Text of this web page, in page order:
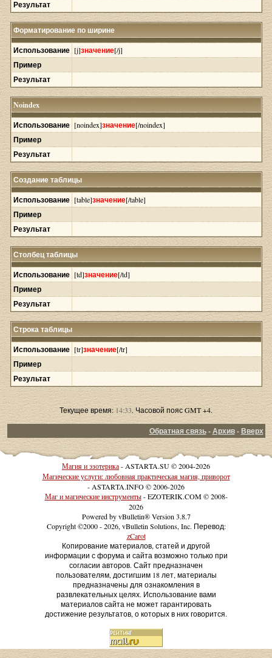
Результат
Форматирование по ширине
Использование [j]значение[/j]
Пример
Результат
Noindex
Использование [noindex]значение[/noindex]
Пример
Результат
Создание таблицы
Использование [table]значение[/table]
Пример
Результат
Столбец таблицы
Использование [td]значение[/td]
Пример
Результат
Строка таблицы
Использование [tr]значение[/tr]
Пример
Результат
Текущее время:14:33. Часовой пояс GMT +4.
Обратная связь-Архив-Вверх
Магия и эзотерика- ASTARTA.SU © 2004-2026
Магические услуги: любовная практическая магия, приворот
- ASTARTA.INFO © 2006-2026
Маг и магические инструменты- EZOTERIK.COM © 2008-
2026
Powered by vBulletin® Version 3.8.7
Copyright ©2000 - 2026, vBulletin Solutions, Inc. Перевод:
zCarot
Копирование материалов, статей и другой
информации с форума и сайта возможно только при
согласии авторов. Сайт предназначен
пользователям, достигшим 18 лет, материалы
предназначены для ознакомления в
развлекательных целях. Использование вами
материалов сайта не может гарантировать
достижение результатов, о которых в них говорится.